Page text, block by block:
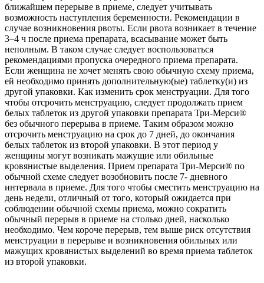
ближайшем перерыве в приеме, следует учитывать
возможность наступления беременности. Рекомендации в
случае возникновения рвоты. Если рвота возникает в течение
3–4 ч после приема препарата, всасывание может быть
неполным. В таком случае следует воспользоваться
рекомендациями пропуска очередного приема препарата.
Если женщина не хочет менять свою обычную схему приема,
ей необходимо принять дополнительную(ые) таблетку(и) из
другой упаковки. Как изменить срок менструации. Для того
чтобы отсрочить менструацию, следует продолжать прием
белых таблеток из другой упаковки препарата Три-Мерси®
без обычного перерыва в приеме. Таким образом можно
отсрочить менструацию на срок до 7 дней, до окончания
белых таблеток из второй упаковки. В этот период у
женщины могут возникать мажущие или обильные
кровянистые выделения. Прием препарата Три-Мерси® по
обычной схеме следует возобновить после 7- дневного
интервала в приеме. Для того чтобы сместить менструацию на
день недели, отличный от того, который ожидается при
соблюдении обычной схемы приема, можно сократить
обычный перерыв в приеме на столько дней, насколько
необходимо. Чем короче перерыв, тем выше риск отсутствия
менструации в перерыве и возникновения обильных или
мажущих кровянистых выделений во время приема таблеток
из второй упаковки.